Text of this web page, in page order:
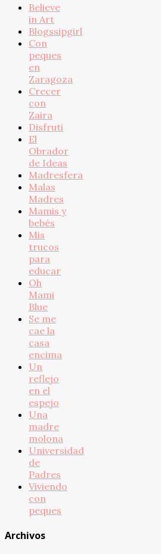
Believe
in Art
Blogssipgirl
Con
peques
en
Zaragoza
Crecer
con
Zaira
Disfruti
El
Obrador
de Ideas
Madresfera
Malas
Madres
Mamis y
bebés
Mis
trucos
para
educar
Oh
Mami
Blue
Se me
cae la
casa
encima
Un
reflejo
en el
espejo
Una
madre
molona
Universidad
de
Padres
Viviendo
con
peques
Archivos